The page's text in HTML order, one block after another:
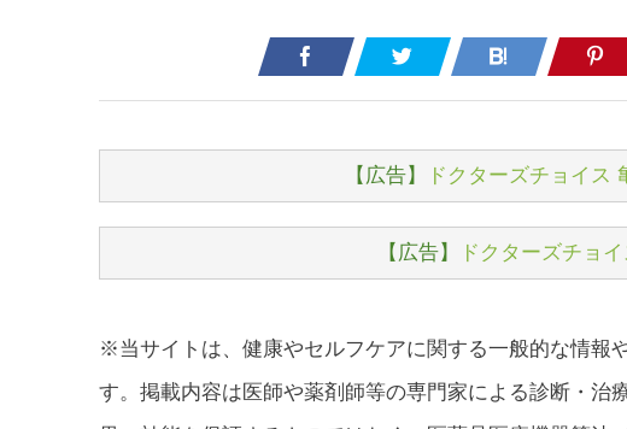
【広告】 ドクターズチョイス
【広告】 ドクターズチョ
※当サイトは、健康やセルフケアに関する一般的な情報
す。掲載内容は医師や薬剤師等の専門家による診断・治